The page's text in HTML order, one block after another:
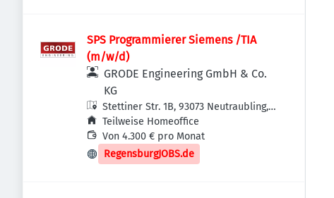
SPS Programmierer Siemens /TIA
(m/w/d)
GRODE Engineering GmbH & Co.
KG
Stettiner Str. 1B, 93073 Neutraubling,
Deutschland
Teilweise Homeoffice
Von 4.300 € pro Monat
RegensburgJOBS.de